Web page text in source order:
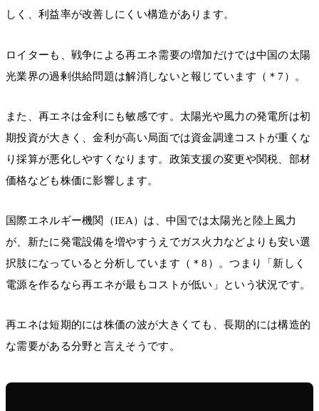
しく、利益率が改善しにくい構造があります。
ロイターも、戦争による再エネ需要の増加だけでは中国の太陽
光業界の過剰供給問題は解消しないと報じています（＊7）。
また、再エネは金利にも敏感です。太陽光や風力の発電所は初
期投資が大きく、金利が高い局面では資金調達コストが重くな
り採算が悪化しやすくなります。政策支援の変更や関税、部材
価格なども株価に影響します。
国際エネルギー機関（IEA）は、中国では太陽光と陸上風力
が、新たに発電設備を増やすうえでガス火力などよりも安い選
択肢になっていると分析しています（＊8）。つまり「新しく
電源を作るなら再エネが最もコストが低い」という状況です。
再エネは短期的には株価の波が大きくても、長期的には構造的
な需要がある分野と言えそうです。